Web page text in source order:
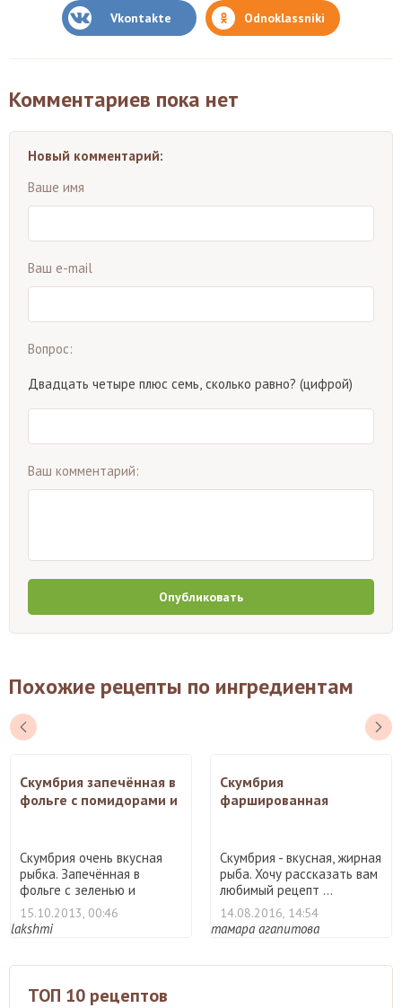
Vkontakte Odnoklassniki
Комментариев пока нет
Новый комментарий:
Ваше имя
Ваш e-mail
Вопрос:
Двадцать четыре плюс семь, сколько равно? (цифрой)
Ваш комментарий:
Опубликовать
Похожие рецепты по ингредиентам
Скумбрия запечённая в
фольге с помидорами и
Скумбрия очень вкусная
рыбка. Запечённая в
фольге с зеленью и
помидо ...
15.10.2013, 00:46
lakshmi
Скумбрия
фаршированная
Скумбрия - вкусная, жирная
рыба. Хочу рассказать вам
любимый рецепт ...
14.08.2016, 14:54
тамара агапитова
ТОП 10 рецептов